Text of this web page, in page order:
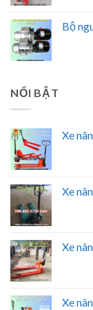
Bộ
NỔI BẬT
Xe
Xe
Xe
Xe